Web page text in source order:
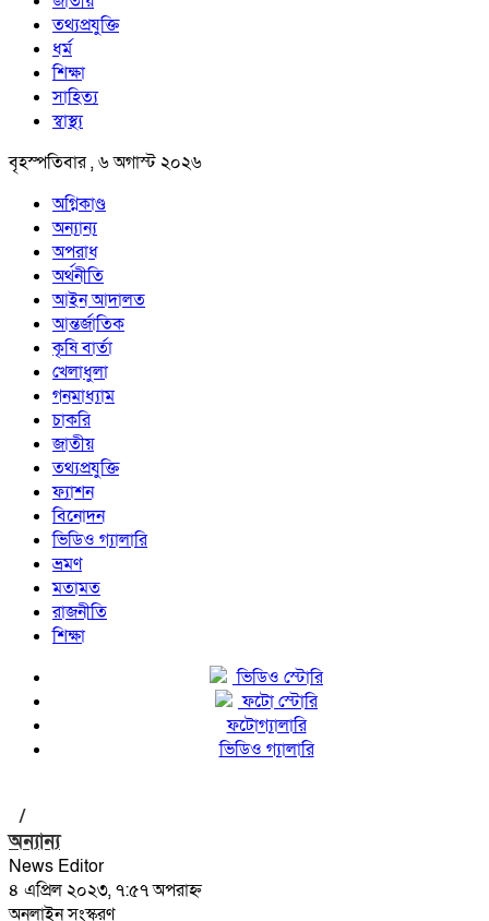
তথ্যপ্রযুক্তি
ধর্ম
শিক্ষা
সাহিত্য
স্বাস্থ্য
বৃহস্পতিবার , ৬ অগাস্ট ২০২৬
অগ্নিকাণ্ড
অন্যান্য
অপরাধ
অর্থনীতি
আইন আদালত
আন্তর্জাতিক
কৃষি বার্তা
খেলাধুলা
গনমাধ্যাম
চাকরি
জাতীয়
তথ্যপ্রযুক্তি
ফ্যাশন
বিনোদন
ভিডিও গ্যালারি
ভ্রমণ
মতামত
রাজনীতি
শিক্ষা
ভিডিও স্টোরি
ফটো স্টোরি
ফটোগ্যালারি
ভিডিও গ্যালারি
/
অন্যান্য
News Editor
৪ এপ্রিল ২০২৩, ৭:৫৭ অপরাহ্ন
অনলাইন সংস্করণ